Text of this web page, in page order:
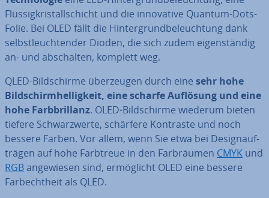
Flüs­sig­kris­tall­schicht und die in­no­va­ti­ve Quantum-Dots-
Folie. Bei OLED fällt die Hin­ter­grund­be­leuch­tung dank
selbst­leuch­ten­der Dioden, die sich zudem ei­gen­stän­dig
an- und ab­schal­ten, komplett weg.
QLED-Bild­schir­me über­zeu­gen durch eine sehr hohe
Bild­schirm­hel­lig­keit, eine scharfe Auflösung und eine
hohe Farb­bril­lanz. OLED-Bild­schir­me wiederum bieten
tiefere Schwarz­wer­te, schärfere Kontraste und noch
bessere Farben. Vor allem, wenn Sie etwa bei De­sign­auf­
trä­gen auf hohe Farbtreue in den Farb­räu­men CMYK und
RGBan­ge­wie­sen sind, er­mög­licht OLED eine bessere
Farb­echt­heit als QLED.